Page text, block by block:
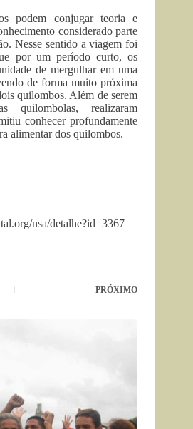
podem conjugar teoria e
considerado parte
Nesse sentido a viagem foi
por um período curto, os
de mergulhar em uma
de forma muito próxima
quilombos. Além de serem
quilombolas, realizaram
conhecer profundamente
alimentar dos quilombos.
nsa/detalhe?id=3367
PRÓXIMO